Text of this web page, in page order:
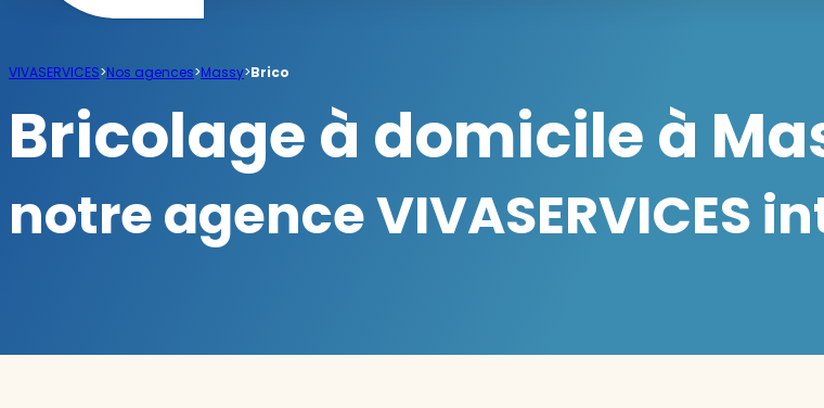
Repassage
Jardin
VIVASERVICES>Nos agences>Massy>Brico
Bricolage à domicile à
notre agence VIVASERVICES